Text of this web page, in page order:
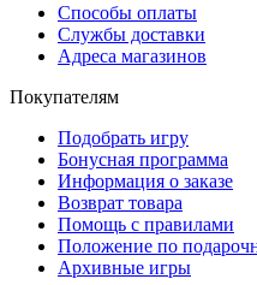
Способы оплаты
Службы доставки
Адреса магазинов
Покупателям
Подобрать игру
Бонусная программа
Информация о заказе
Возврат товара
Помощь с правилами
Положение по
Архивные игры